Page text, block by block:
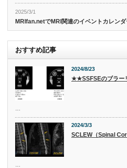
2025/3/1
MRIfan.netでMRI関連のイベントカレンダ
おすすめ記事
2024/8/23
★★SSFSEのブラー
2024/3/3
SCLEW（Spinal